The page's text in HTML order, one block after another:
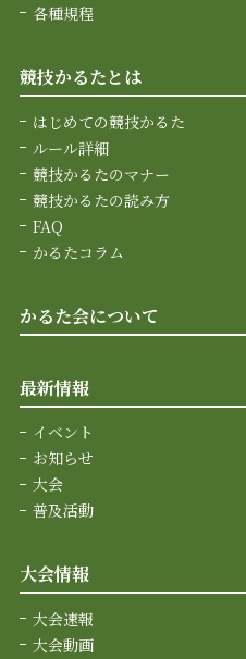
各種規程
競技かるたとは
はじめての競技かるた
ルール詳細
競技かるたのマナー
競技かるたの読み方
FAQ
かるたコラム
かるた会について
最新情報
イベント
お知らせ
大会
普及活動
大会情報
大会速報
大会動画